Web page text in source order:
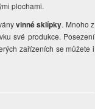
plochami.
vinné sklípky. Mnoho z
své produkce. Posezení
zařízeních se můžete i